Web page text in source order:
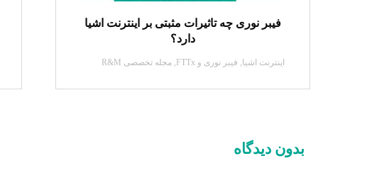
فیبر نوری چه تاثیرات مثبتی بر اینترنت اشیا
دارد؟
اینترنت اشیا فیبر نوری و FTTx مجله تخصصی R&M
بدون دیدگاه